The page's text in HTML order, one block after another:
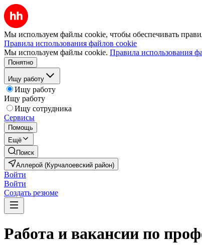
Мы используем файлы cookie, чтобы обеспечивать
Правила использования файлов cookie
Мы используем файлы cookie. Правила использования
Понятно
Ищу работу
Ищу работу
Ищу работу
Ищу сотрудника
Сервисы
Помощь
Ещё
Поиск
Аллерой (Курчалоевский район)
Войти
Войти
Создать резюме
Работа и вакансии по